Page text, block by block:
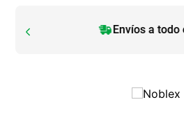
Envíos a todo